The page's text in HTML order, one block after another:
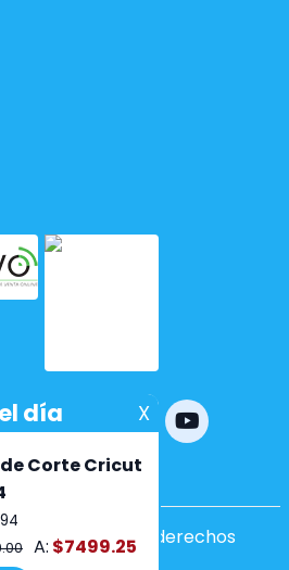
bynopCommerce
Lumen. Todos los derechos